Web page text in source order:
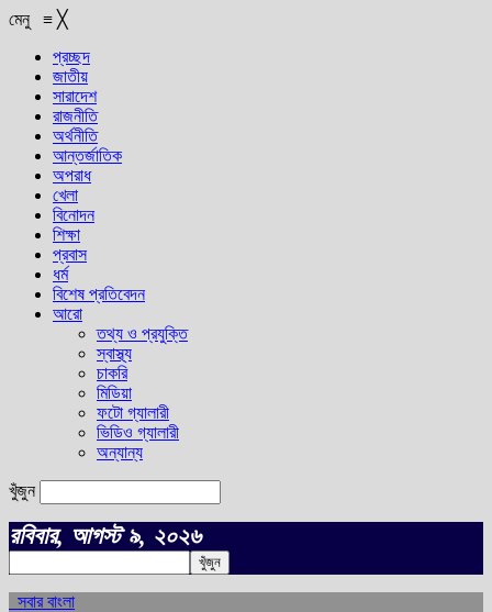
মেনু ≡ ╳
প্রচ্ছদ
জাতীয়
সারাদেশ
রাজনীতি
অর্থনীতি
আন্তর্জাতিক
অপরাধ
খেলা
বিনোদন
শিক্ষা
প্রবাস
ধর্ম
বিশেষ প্রতিবেদন
আরো
তথ্য ও প্রযুক্তি
স্বাস্থ্য
চাকরি
মিডিয়া
ফটো গ্যালারী
ভিডিও গ্যালারী
অন্যান্য
খুঁজুন
রবিবার, আগস্ট ৯, ২০২৬
সবার বাংলা